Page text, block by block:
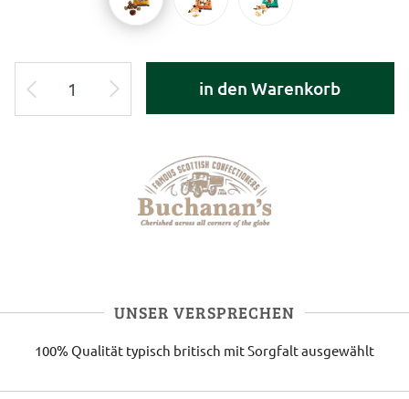
in den Warenkorb
UNSER VERSPRECHEN
100% Qualität typisch britisch mit Sorgfalt ausgewählt